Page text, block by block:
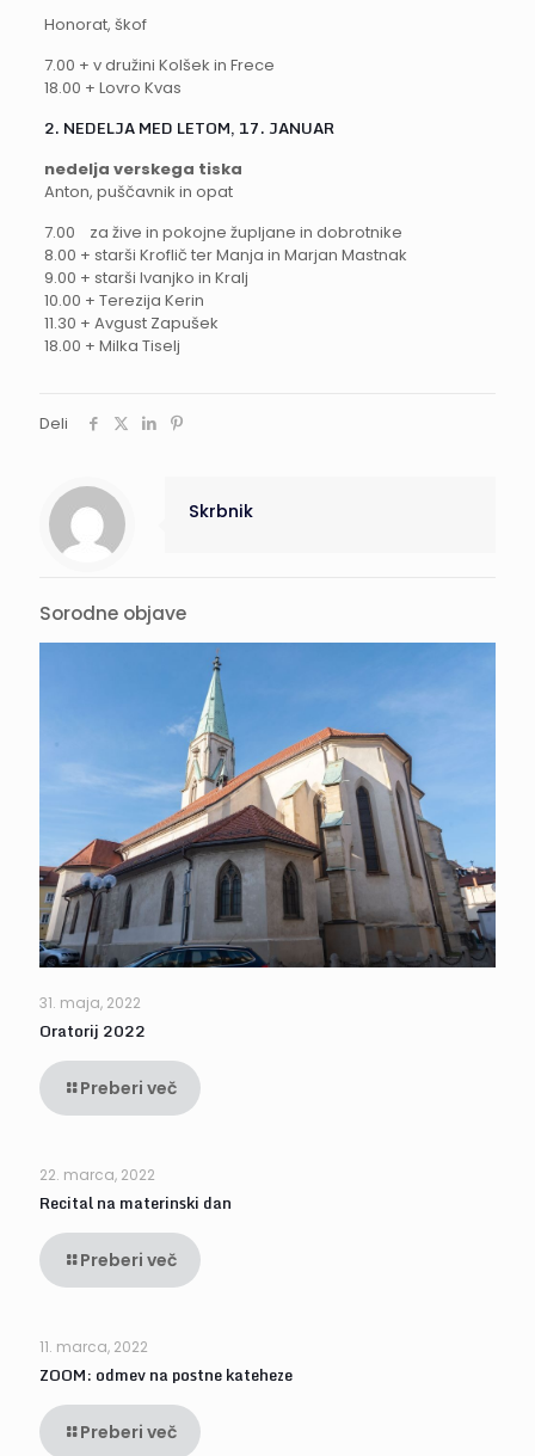
Honorat, škof
7.00 + v družini Kolšek in Frece
18.00 + Lovro Kvas
2. NEDELJA MED LETOM, 17. JANUAR
nedelja verskega tiska
Anton, puščavnik in opat
7.00 za žive in pokojne župljane in dobrotnike
8.00 + starši Kroflič ter Manja in Marjan Mastnak
9.00 + starši Ivanjko in Kralj
10.00 + Terezija Kerin
11.30 + Avgust Zapušek
18.00 + Milka Tiselj
Deli
Skrbnik
Sorodne objave
31. maja, 2022
Oratorij 2022
Preberi več
22. marca, 2022
Recital na materinski dan
Preberi več
11. marca, 2022
ZOOM: odmev na postne kateheze
Preberi več